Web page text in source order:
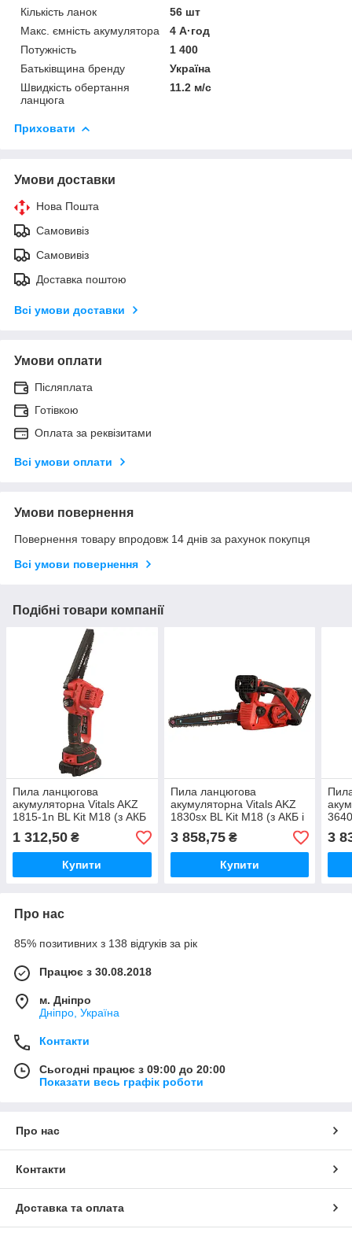
Кількість ланок
56 шт
Макс. ємність акумулятора
4 А·год
Потужність
1 400
Батьківщина бренду
Україна
Швидкість обертання
ланцюга
11.2 м/с
Приховати
Умови доставки
Нова Пошта
Самовивіз
Самовивіз
Доставка поштою
Всі умови доставки
Умови оплати
Післяплата
Готівкою
Оплата за реквізитами
Всі умови оплати
Умови повернення
Повернення товару впродовж 14 днів за рахунок покупця
Всі умови повернення
Подібні товари компанії
Пила ланцюгова
акумуляторна Vitals AKZ
1815-1n BL Kit М18 (з АКБ
і ЗП)
1 312,50 ₴
Купити
Пила ланцюгова
акумуляторна Vitals AKZ
1830sx BL Kit М18 (з АКБ і
ЗП)
3 858,75₴
Купити
ЗП)
3
Про нас
85% позитивних з 138 відгуків за рік
Працює з 30.08.2018
м. Дніпро
Дніпро, Україна
Контакти
Сьогодні працює з 09:00 до 20:00
Показати весь графік роботи
Про нас
Контакти
Доставка та оплата